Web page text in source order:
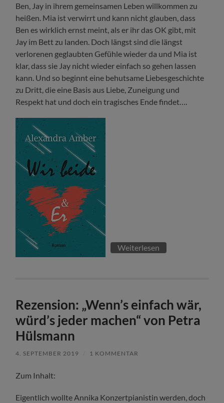
Ben, Jay in ihrem gemeinsamen Leben willkommen zu
heißen. Mia ist verwirrt und kann nicht glauben, dass
Ben es wirklich ernst meint, als er ihr das OK gibt, mit
Jay im Bett zu landen. Doch längst sind die längst
verlorenen geglaubten Gefühle wieder da und Mia ist
klar, dass sie Jay nicht wieder einfach so gehen lassen
kann. Und so beginnt eine behutsame Liebesgeschichte
zu Dritt, die eine Basis aus Liebe, Zuneigung und
Respekt hat und doch ein tragisches Ende findet….
Weiterlesen
Rezension: „Wenn’s einfach wär,
würd’s jeder machen“ von Petra
Hülsmann
4. SEPTEMBER 2019 1 KOMMENTAR
Zum Inhalt:
Eigentlich wollte Annika Konzertpianistin werden, doch